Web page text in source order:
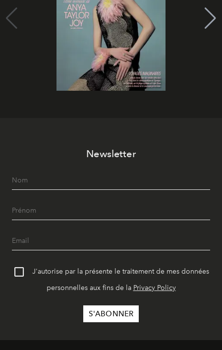
Newsletter
J'autorise par la présente le traitement de mes données
personnelles aux fins de la Privacy Policy